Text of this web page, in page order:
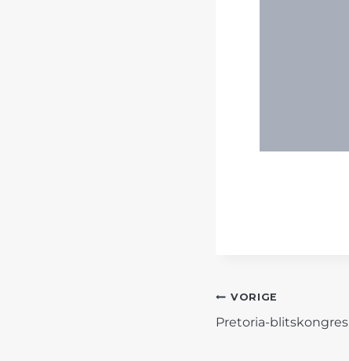
POST
NAVIGATION
VORIGE
Pretoria-blitskongres